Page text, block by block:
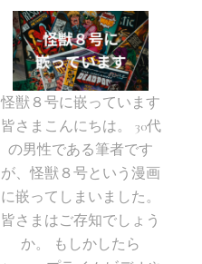
怪獣８号に嵌っています
皆さまこんにちは。 30代
の男性である筆者です
が、怪獣８号という漫画
に嵌ってしまいました。
皆さまはご存知でしょう
か。 もしかしたら